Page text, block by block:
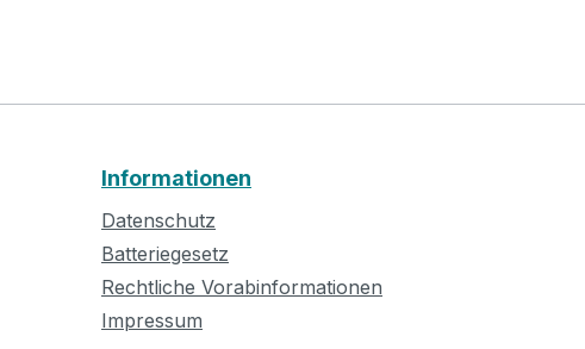
Informationen
Datenschutz
Batteriegesetz
Rechtliche Vorabinformationen
Impressum